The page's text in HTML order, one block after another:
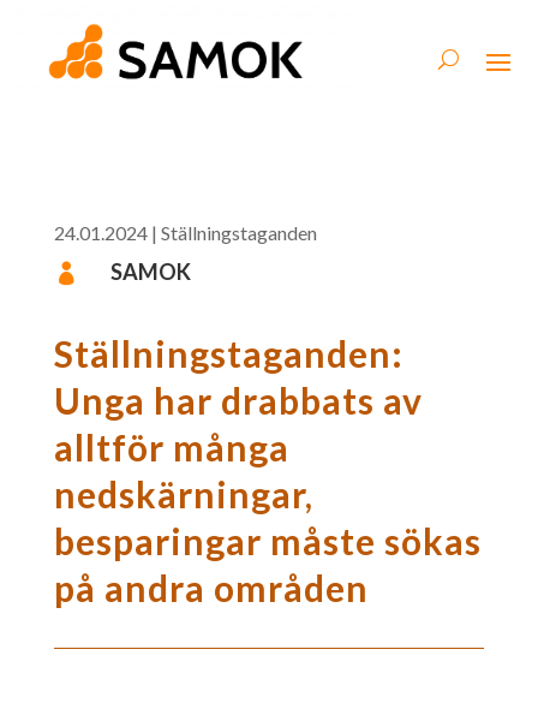
24.01.2024| Ställningstaganden
 SAMOK
Ställningstaganden:
Unga har drabbats av
alltför många
nedskärningar,
besparingar måste sökas
på andra områden